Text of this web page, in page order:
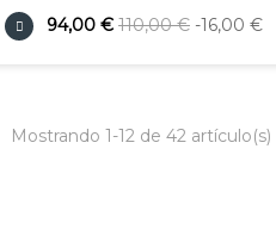
94,00 € 110,00 € -16,00 €
Mostrando 1-12 de 42 artículo(s)